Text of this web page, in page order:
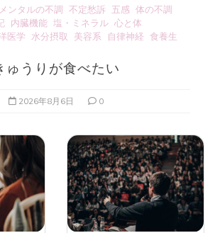
メンタルの不調 不定愁訴 五感 体の不調
内臓機能 塩・ミネラル 心と体
医学 水分摂取 美容系 自律神経 食養生
ゅうりが食べたい
2026年8月6日 0